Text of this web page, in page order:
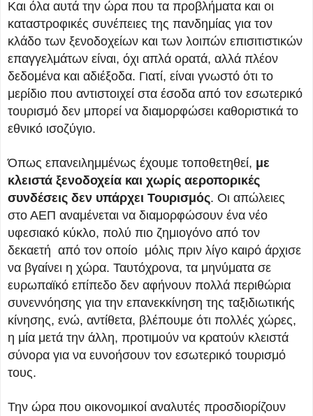
Και όλα αυτά την ώρα που τα προβλήματα και οι
καταστροφικές συνέπειες της πανδημίας για τον
κλάδο των ξενοδοχείων και των λοιπών επισιτιστικών
επαγγελμάτων είναι, όχι απλά ορατά, αλλά πλέον
δεδομένα και αδιέξοδα. Γιατί, είναι γνωστό ότι το
μερίδιο που αντιστοιχεί στα έσοδα από τον εσωτερικό
τουρισμό δεν μπορεί να διαμορφώσει καθοριστικά το
εθνικό ισοζύγιο.
Όπως επανειλημμένως έχουμε τοποθετηθεί, με
κλειστά ξενοδοχεία και χωρίς αεροπορικές
συνδέσεις δεν υπάρχει Τουρισμός. Οι απώλειες
στο ΑΕΠ αναμένεται να διαμορφώσουν ένα νέο
υφεσιακό κύκλο, πολύ πιο ζημιογόνο από τον
δεκαετή από τον οποίο μόλις πριν λίγο καιρό άρχισε
να βγαίνει η χώρα. Ταυτόχρονα, τα μηνύματα σε
ευρωπαϊκό επίπεδο δεν αφήνουν πολλά περιθώρια
συνεννόησης για την επανεκκίνηση της ταξιδιωτικής
κίνησης, ενώ, αντίθετα, βλέπουμε ότι πολλές χώρες,
η μία μετά την άλλη, προτιμούν να κρατούν κλειστά
σύνορα για να ευνοήσουν τον εσωτερικό τουρισμό
τους.
Την ώρα που οικονομικοί αναλυτές προσδιορίζουν